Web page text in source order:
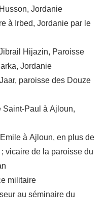
Jordanie
à Irbed, Jordanie par le
Hijazin, Paroisse
Jordanie
paroisse des Douze
Paul à Ajloun,
à Ajloun, en plus de
vicaire de la paroisse du
militaire
au séminaire du